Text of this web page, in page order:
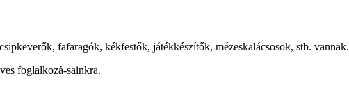
fafaragók, kékfestők, játékkészítők, mézeskalácsosok, stb. vannak.
foglalkozá-sainkra.